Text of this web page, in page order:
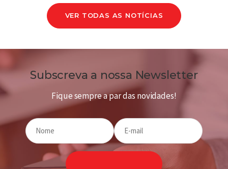
VER TODAS AS NOTÍCIAS
Subscreva a nossa Newsletter
Fique sempre a par das novidades!